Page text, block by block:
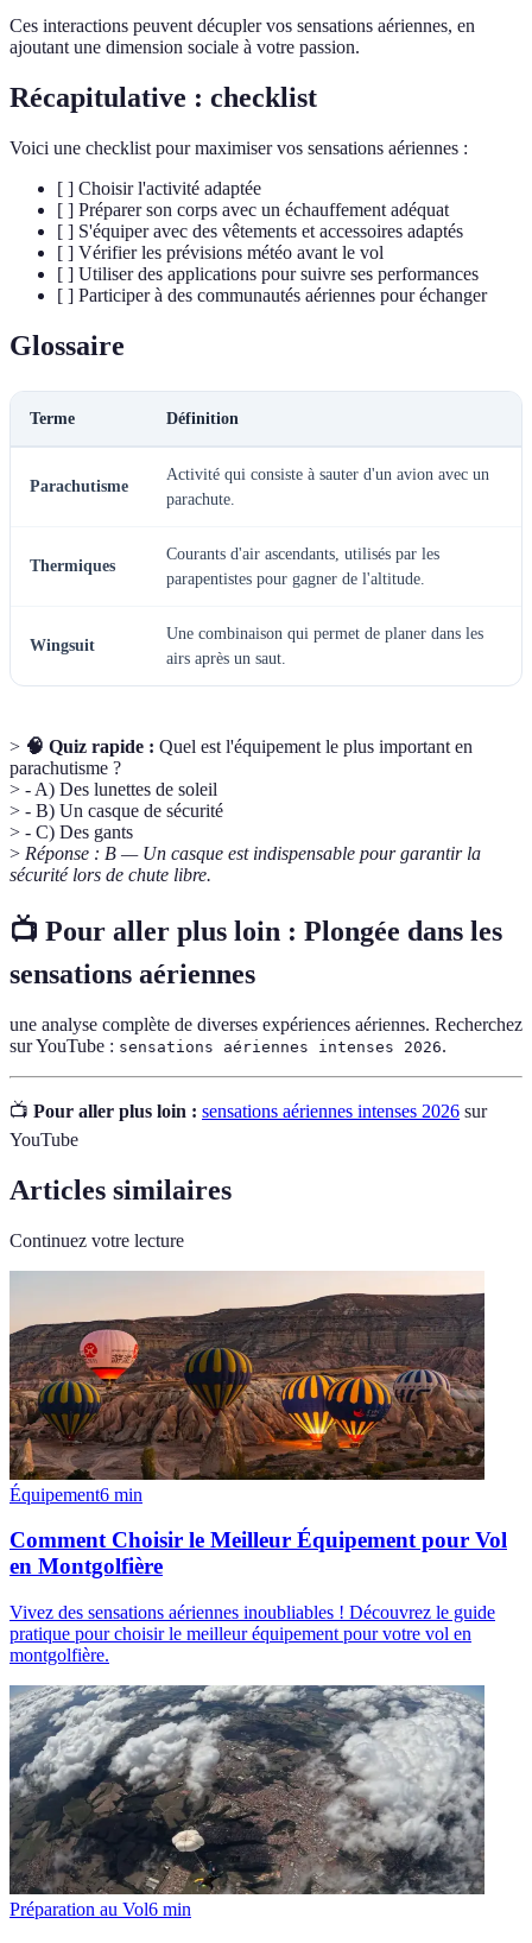
Ces interactions peuvent décupler vos sensations aériennes, en
ajoutant une dimension sociale à votre passion.
Récapitulative : checklist
Voici une checklist pour maximiser vos sensations aériennes :
[ ] Choisir l'activité adaptée
[ ] Préparer son corps avec un échauffement adéquat
[ ] S'équiper avec des vêtements et accessoires adaptés
[ ] Vérifier les prévisions météo avant le vol
[ ] Utiliser des applications pour suivre ses performances
[ ] Participer à des communautés aériennes pour échanger
Glossaire
Terme Définition
Parachutisme
Activité qui consiste à sauter d'un avion avec un
parachute.
Thermiques
Courants d'air ascendants, utilisés par les
parapentistes pour gagner de l'altitude.
Wingsuit
Une combinaison qui permet de planer dans les
airs après un saut.
> 🧠 Quiz rapide : Quel est l'équipement le plus important en
parachutisme ?
> - A) Des lunettes de soleil
> - B) Un casque de sécurité
> - C) Des gants
> Réponse : B — Un casque est indispensable pour garantir la
sécurité lors de chute libre.
📺 Pour aller plus loin : Plongée dans les
sensations aériennes
une analyse complète de diverses expériences aériennes. Recherchez
sur YouTube : sensations aériennes intenses 2026.
📺 Pour aller plus loin : sensations aériennes intenses 2026 sur
YouTube
Articles similaires
Continuez votre lecture
Équipement6 min
Comment Choisir le Meilleur Équipement pour Vol
en Montgolfière
Vivez des sensations aériennes inoubliables ! Découvrez le guide
pratique pour choisir le meilleur équipement pour votre vol en
montgolfière.
Préparation au Vol6 min